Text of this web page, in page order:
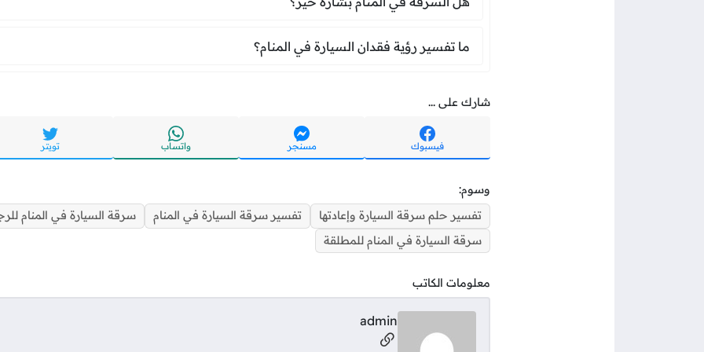
ما تفسير رؤية فقدان السيارة في المنام؟
ما تفسير رؤية فقدان السيارة في المنام؟
شارك على ...
فيسبوك مسنجر واتساب تويتر
وسوم:
تفسير حلم سرقة السيارة وإعادتها
تفسير سرقة السيارة في المنام
سرقة السيارة في المنام
سرقة السيارة في المنام للمطلقة
معلومات الكاتب
admin
مواقع التواصل